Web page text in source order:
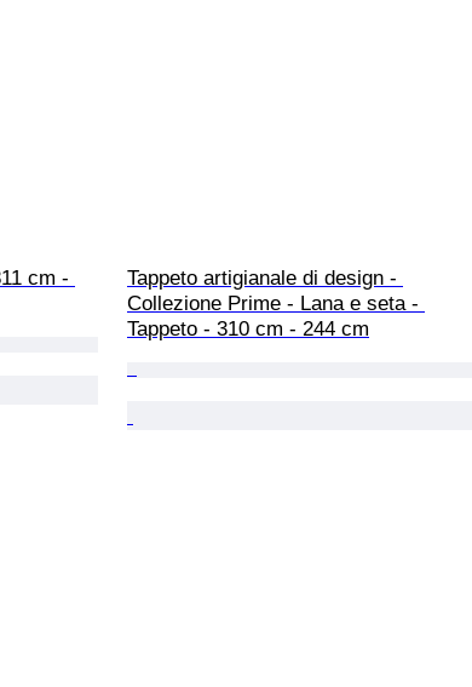
cm -
Tappeto artigianale di design -
Collezione Prime - Lana e seta -
Tappeto - 310 cm - 244 cm